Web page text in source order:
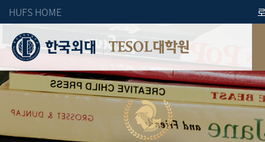
HUFS HOME
TESOL대학원